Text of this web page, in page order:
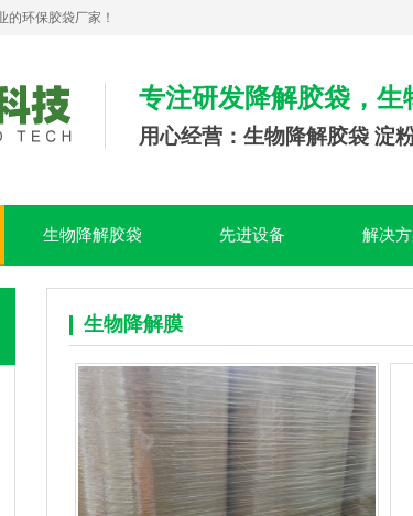
的环保胶袋厂家！
专注研发降解胶袋，生
用心经营：生物降解胶袋 淀
生物降解胶袋 先进设备 解决
生物降解膜